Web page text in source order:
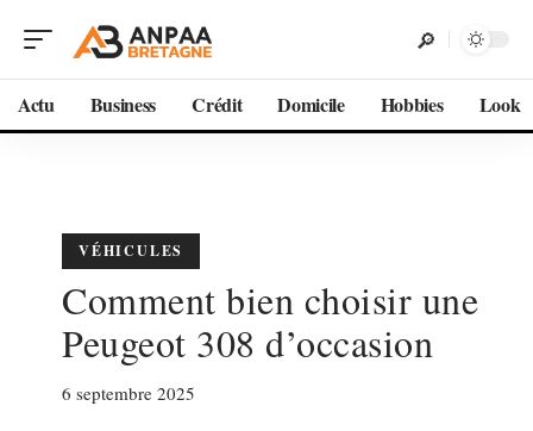
Actu Business Crédit Domicile Hobbies Look
VÉHICULES
Comment bien choisir une
Peugeot 308 d’occasion
6 septembre 2025